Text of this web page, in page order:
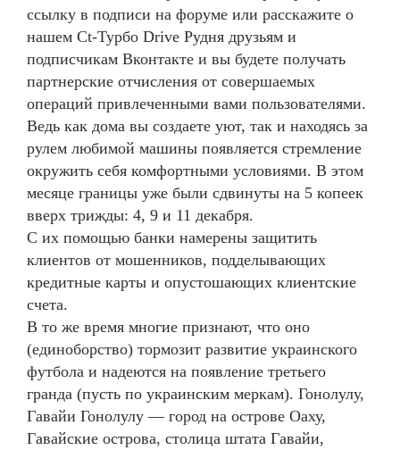
ссылку в подписи на форуме или расскажите о
нашем Ct-Турбо Drive Рудня друзьям и
подписчикам Вконтакте и вы будете получать
партнерские отчисления от совершаемых
операций привлеченными вами пользователями.
Ведь как дома вы создаете уют, так и находясь за
рулем любимой машины появляется стремление
окружить себя комфортными условиями. В этом
месяце границы уже были сдвинуты на 5 копеек
вверх трижды: 4, 9 и 11 декабря.
С их помощью банки намерены защитить
клиентов от мошенников, подделывающих
кредитные карты и опустошающих клиентские
счета.
В то же время многие признают, что оно
(единоборство) тормозит развитие украинского
футбола и надеются на появление третьего
гранда (пусть по украинским меркам). Гонолулу,
Гавайи Гонолулу — город на острове Оаху,
Гавайские острова, столица штата Гавайи,